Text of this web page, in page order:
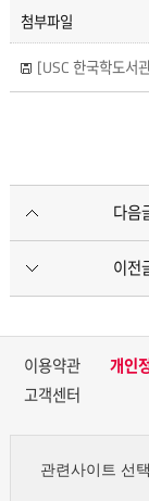
첨부파일
[USC 한국학도서
다음
이전
이용약관 개인
고객센터
관련사이트 선택